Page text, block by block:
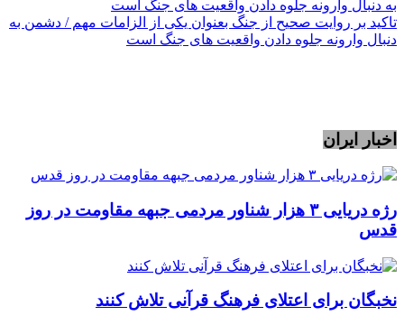
تاکید بر روایت صحیح از جنگ بعنوان یکی از الزامات مهم / دشمن به
دنبال وارونه جلوه دادن واقعیت های جنگ است
اخبار ایران
رژه دریایی ۳ هزار شناور مردمی جبهه مقاومت در روز
قدس
نخبگان برای اعتلای فرهنگ قرآنی تلاش کنند